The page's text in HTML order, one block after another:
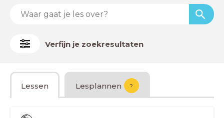
Verfijn je zoekresultaten
Lessen Lesplannen ?